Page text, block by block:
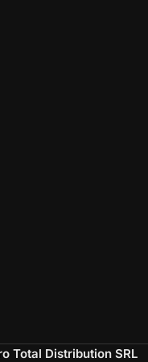
Total Distribution SRL